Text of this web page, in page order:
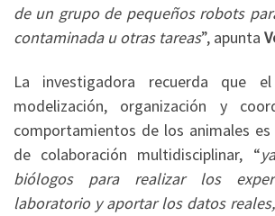
de un grupo de pequeños robots
contaminada u otras tareas”, apunta
La investigadora recuerda que
modelización, organización y
comportamientos de los animales
de colaboración multidisciplinar, “
biólogos para realizar los
laboratorio y aportar los datos